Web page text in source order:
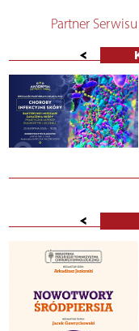
Partner Serwisu
<
<